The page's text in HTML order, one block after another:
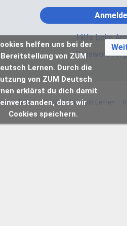
Hilfe beim
Passwort
Über ZUM Deutsch Lernen
helfen uns bei der
Bereitstellung von ZUM
Lernen. Durch die
von ZUM Deutsch
erklärst du dich damit
einverstanden, dass wir
Cookies speichern.